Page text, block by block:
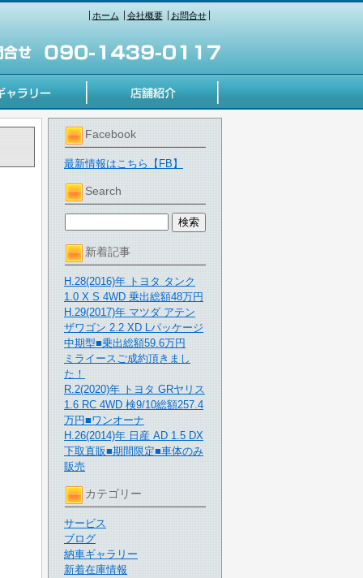
ホーム 会社概要 お問合せ
Facebook
最新情報はこちら【FB】
Search
新着記事
H.28(2016)年 トヨタ タンク
1.0 X S 4WD 乗出総額48万円
H.29(2017)年 マツダ アテン
ザワゴン 2.2 XD Lパッケージ
中期型■乗出総額59.6万円
ミライースご成約頂きまし
た！
R.2(2020)年 トヨタ GRヤリス
1.6 RC 4WD 検9/10総額257.4
万円■ワンオーナ
H.26(2014)年 日産 AD 1.5 DX
下取直販■期間限定■車体のみ
販売
カテゴリー
サービス
ブログ
納車ギャラリー
新着在庫情報